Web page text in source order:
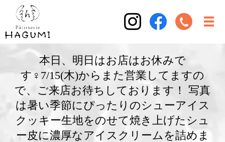
本日、明日はお店はお休みで
す‍♀️7/15(木)からまた営業してますの
で、ご来店お待ちしております！ 写真
は暑い季節にぴったりのシューアイス
クッキー生地をのせて焼き上げたシュ
ー皮に濃厚なアイスクリームを詰めま